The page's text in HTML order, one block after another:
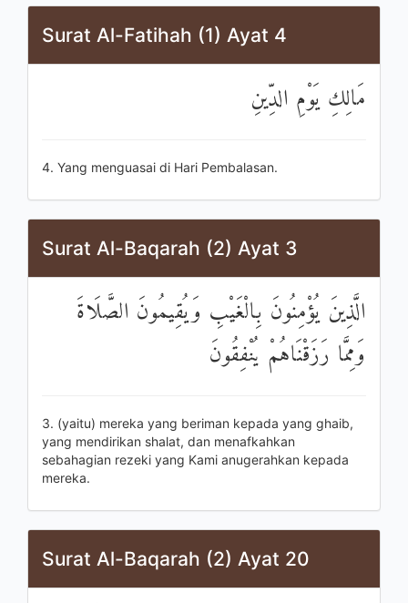
Surat Al-Fatihah (1) Ayat 4
مَالِكِ يَوْمِ الدِّينِ
4. Yang menguasai di Hari Pembalasan.
Surat Al-Baqarah (2) Ayat 3
الَّذِينَ يُؤْمِنُونَ بِالْغَيْبِ وَيُقِيمُونَ الصَّلَاةَ
وَمِمَّا رَزَقْنَاهُمْ يُنْفِقُونَ
3. (yaitu) mereka yang beriman kepada yang ghaib,
yang mendirikan shalat, dan menafkahkan
sebahagian rezeki yang Kami anugerahkan kepada
mereka.
Surat Al-Baqarah (2) Ayat 20